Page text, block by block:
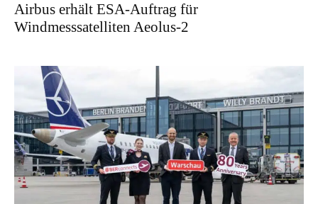
Airbus erhält ESA-Auftrag für
Windmesssatelliten Aeolus-2